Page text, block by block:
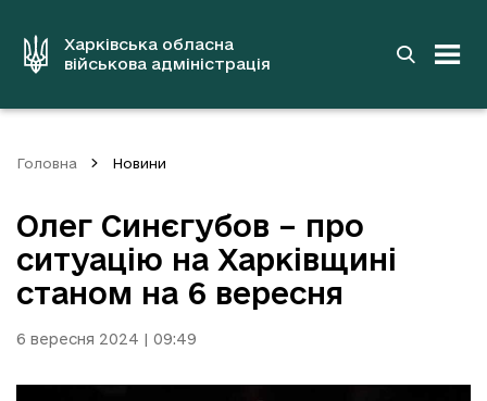
вмістуХарківська обласна
військова адміністрація
Головна Новини
Олег Синєгубов – про
ситуацію на Харківщині
станом на 6 вересня
6 вересня 2024 | 09:49